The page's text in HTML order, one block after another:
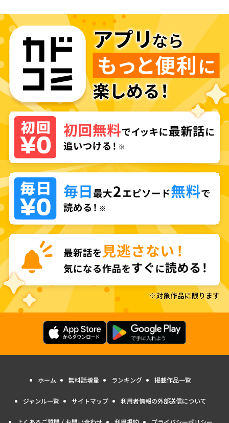
ホーム 無料話増量 ランキング 掲載作品一覧
ジャンル一覧 サイトマップ 利用者情報の外部送信について